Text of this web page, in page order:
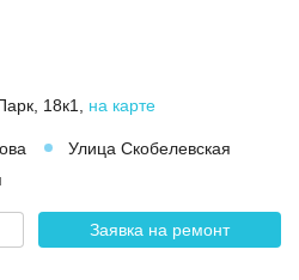
18к1 на карте
Улица Скобелевская
Заявка на ремонт